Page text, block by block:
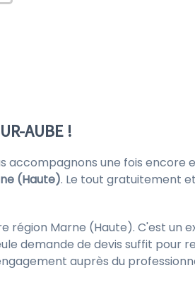
AUBE !
accompagnons une fois encore
(Haute). Le tout gratuitement
région Marne (Haute). C'est un
demande de devis suffit pour
auprès du